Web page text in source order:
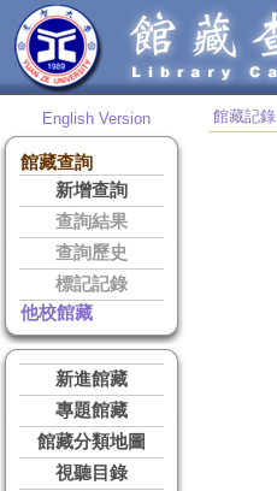
English Version
館藏查詢
新增查詢
查詢結果
查詢歷史
標記記錄
他校館藏
新進館藏
專題館藏
館藏分類地圖
視聽目錄
館藏記錄